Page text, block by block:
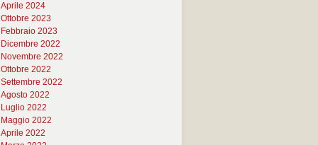
Aprile 2024
Ottobre 2023
Febbraio 2023
Dicembre 2022
Novembre 2022
Ottobre 2022
Settembre 2022
Agosto 2022
Luglio 2022
Maggio 2022
Aprile 2022